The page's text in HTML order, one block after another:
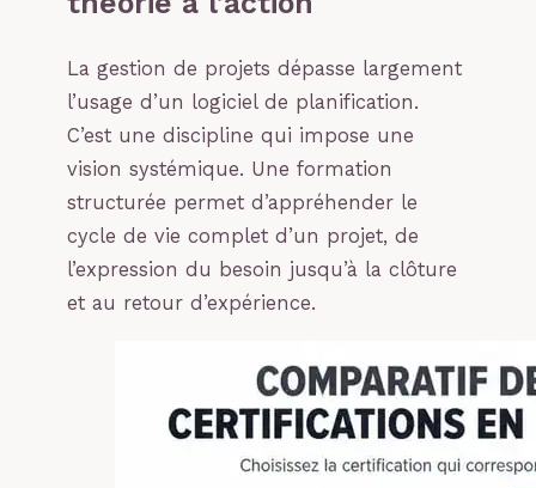
La gestion de projets dépasse largement
l’usage d’un logiciel de planification.
C’est une discipline qui impose une
vision systémique. Une formation
structurée permet d’appréhender le
cycle de vie complet d’un projet, de
l’expression du besoin jusqu’à la clôture
et au retour d’expérience.